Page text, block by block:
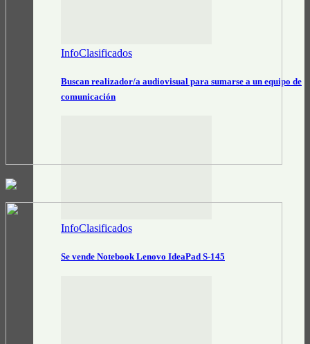
InfoClasificados
Buscan realizador/a audiovisual para sumarse a un equipo de
comunicación
InfoClasificados
Se vende Notebook Lenovo IdeaPad S-145